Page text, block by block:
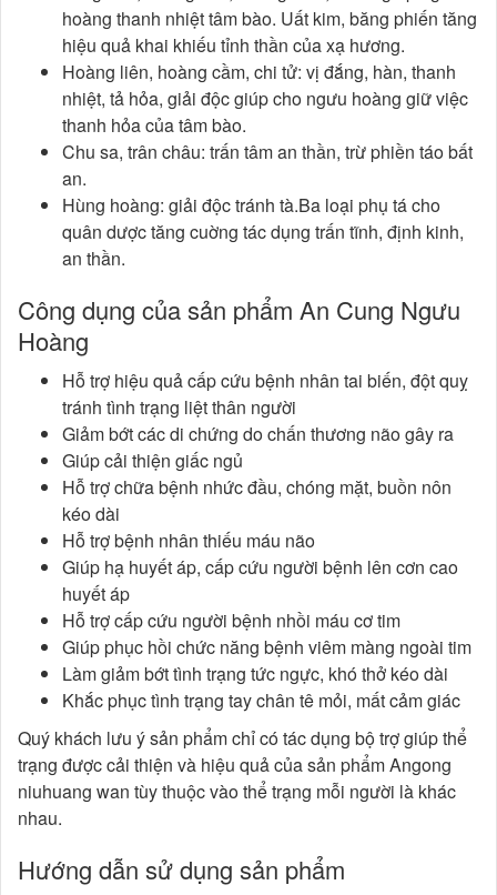
hoàng thanh nhiệt tâm bào. Uất kim, băng phiến tăng
hiệu quả khai khiếu tỉnh thần của xạ hương.
Hoàng liên, hoàng cầm, chi tử: vị đắng, hàn, thanh
nhiệt, tả hỏa, giải độc giúp cho ngưu hoàng giữ việc
thanh hỏa của tâm bào.
Chu sa, trân châu: trấn tâm an thần, trừ phiền táo bất
an.
Hùng hoàng: giải độc tránh tà.Ba loại phụ tá cho
quân dược tăng cuờng tác dụng trấn tĩnh, định kinh,
an thần.
Công dụng của sản phẩm An Cung Ngưu
Hoàng
Hỗ trợ hiệu quả cấp cứu bệnh nhân tai biến, đột quỵ
tránh tình trạng liệt thân người
Giảm bớt các di chứng do chấn thương não gây ra
Giúp cải thiện giấc ngủ
Hỗ trợ chữa bệnh nhức đầu, chóng mặt, buồn nôn
kéo dài
Hỗ trợ bệnh nhân thiếu máu não
Giúp hạ huyết áp, cấp cứu người bệnh lên cơn cao
huyết áp
Hỗ trợ cấp cứu người bệnh nhồi máu cơ tim
Giúp phục hồi chức năng bệnh viêm màng ngoài tim
Làm giảm bớt tình trạng tức ngực, khó thở kéo dài
Khắc phục tình trạng tay chân tê mỏi, mất cảm giác
Quý khách lưu ý sản phẩm chỉ có tác dụng bộ trợ giúp thể
trạng được cải thiện và hiệu quả của sản phẩm Angong
niuhuang wan tùy thuộc vào thể trạng mỗi người là khác
nhau.
Hướng dẫn sử dụng sản phẩm